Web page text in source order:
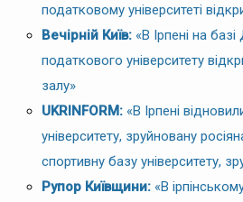
податковому університеті
Вечірній Київ: «В Ірпені на
податкового університету
залу»
UKRINFORM: «В Ірпені
університету, зруйновану
спортивну базу університету,
Рупор Київщини: «В